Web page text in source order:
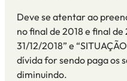
Deve se atentar ao
no final de 2018 e final de
31/12/2018” e
dívida for sendo paga os
diminuindo.